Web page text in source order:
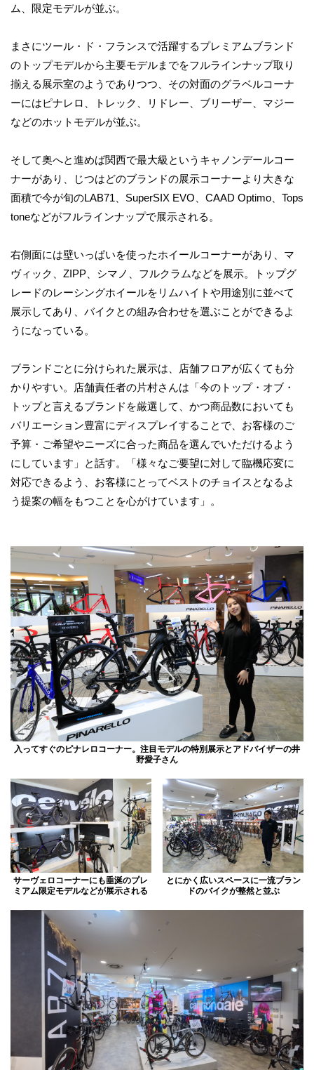
ム、限定モデルが並ぶ。
まさにツール・ド・フランスで活躍するプレミアムブランド
のトップモデルから主要モデルまでをフルラインナップ取り
揃える展示室のようでありつつ、その対面のグラベルコーナ
ーにはピナレロ、トレック、リドレー、ブリーザー、マジー
などのホットモデルが並ぶ。
そして奥へと進めば関西で最大級というキャノンデールコー
ナーがあり、じつはどのブランドの展示コーナーより大きな
面積で今が旬のLAB71、SuperSIX EVO、CAAD Optimo、Tops
toneなどがフルラインナップで展示される。
右側面には壁いっぱいを使ったホイールコーナーがあり、マ
ヴィック、ZIPP、シマノ、フルクラムなどを展示。トップグ
レードのレーシングホイールをリムハイトや用途別に並べて
展示してあり、バイクとの組み合わせを選ぶことができるよ
うになっている。
ブランドごとに分けられた展示は、店舗フロアが広くても分
かりやすい。店舗責任者の片村さんは「今のトップ・オブ・
トップと言えるブランドを厳選して、かつ商品数においても
バリエーション豊富にディスプレイすることで、お客様のご
予算・ご希望やニーズに合った商品を選んでいただけるよう
にしています」と話す。「様々なご要望に対して臨機応変に
対応できるよう、お客様にとってベストのチョイスとなるよ
う提案の幅をもつことを心がけています」。
入ってすぐのピナレロコーナー。注目モデルの特別展示とアドバイザーの井
野愛子さん
サーヴェロコーナーにも垂涎のプレ
ミアム限定モデルなどが展示される
とにかく広いスペースに一流ブラン
ドのバイクが整然と並ぶ